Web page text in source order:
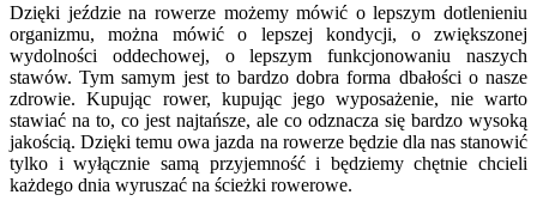
Dzięki jeździe na rowerze możemy mówić o lepszym dotlenieniu
organizmu, można mówić o lepszej kondycji, o zwiększonej
wydolności oddechowej, o lepszym funkcjonowaniu naszych
stawów. Tym samym jest to bardzo dobra forma dbałości o nasze
zdrowie. Kupując rower, kupując jego wyposażenie, nie warto
stawiać na to, co jest najtańsze, ale co odznacza się bardzo wysoką
jakością. Dzięki temu owa jazda na rowerze będzie dla nas stanowić
tylko i wyłącznie samą przyjemność i będziemy chętnie chcieli
każdego dnia wyruszać na ścieżki rowerowe.